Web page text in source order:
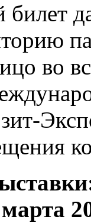
во